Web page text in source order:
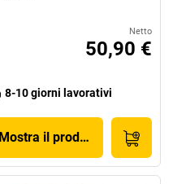
Netto
50,90 €
8-10 giorni lavorativi
Mostra il prodotto